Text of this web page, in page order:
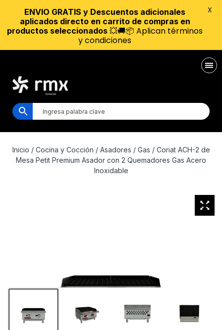
Inicio / Cocina y Cocción / Asadores / Gas / Coriat ACH-2 de
Mesa Petit Premium Asador con 2 Quemadores Gas Acero
Inoxidable
ENVIO GRATIS y Descuentos adicionales
aplicados directo en carrito de compras en
productos seleccionados 💥🚚📦 Aplican términos
y condiciones
X